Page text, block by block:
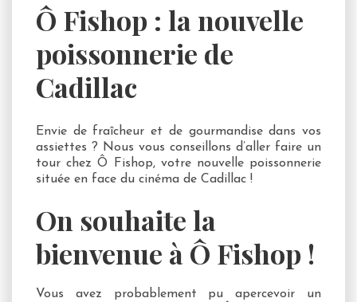
Ô Fishop : la nouvelle
poissonnerie de
Cadillac
Envie de fraîcheur et de gourmandise dans vos
assiettes ? Nous vous conseillons d’aller faire un
tour chez Ô Fishop, votre nouvelle poissonnerie
située en face du cinéma de Cadillac !
On souhaite la
bienvenue à Ô Fishop !
Vous avez probablement pu apercevoir un